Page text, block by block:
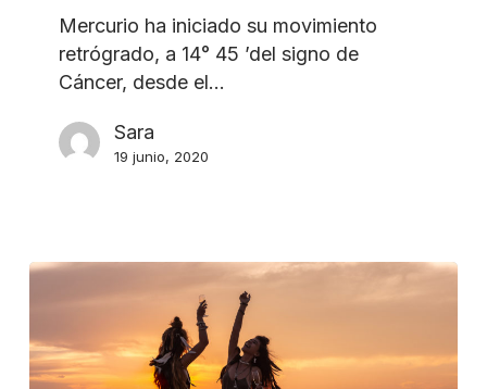
Mercurio ha iniciado su movimiento
retrógrado, a 14° 45 ’del signo de
Cáncer, desde el…
Sara
19 junio, 2020